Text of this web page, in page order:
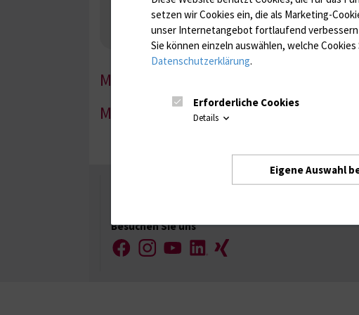
Nebenniere / Niere; Nebenschilddrüse ( Ca-
Infektionsserologie
Allergiediagnostik Immunologie
Antibiotika, Zystostatika, Immunsuppressiva,
MG1-1
MG1-2
Besuchen Sie uns
FacebookInstagramYouTubeLinkedIn
Xing
setzen wir Cookies ein, die als Marketing-
unser Internetangebot fortlaufend verbessern
Sie können einzeln auswählen, welche
Datenschutzerklärung.
Erforderliche Cookies
Details
Eigene Auswahl